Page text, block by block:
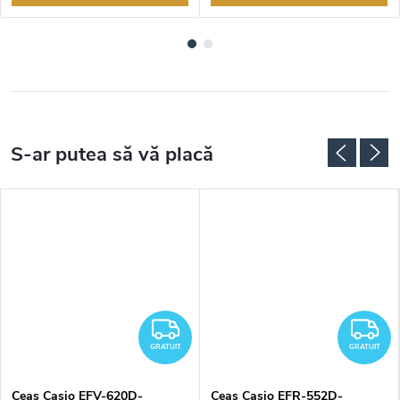
GRATUIT
GRATUIT
Ceas Casio EFV-620D-
GRATUIT
Ceas Casio EFR-552D-